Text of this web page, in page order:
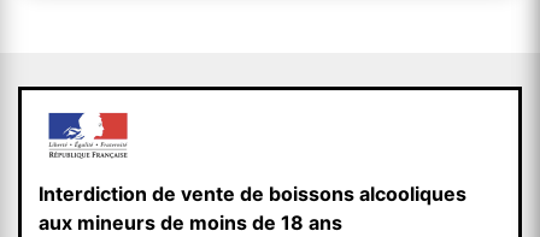
Interdiction de vente de boissons alcooliques
aux mineurs de moins de 18 ans